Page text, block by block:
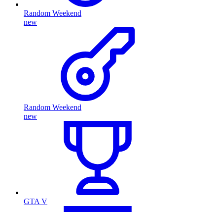
Random Weekend
new
Random Weekend
new
GTA V